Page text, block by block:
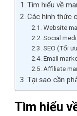
Tìm hiểu về
Các hình thức
Website
Social
SEO (Tối
Email
Affiliate
Tại sao cần
Tìm hiểu